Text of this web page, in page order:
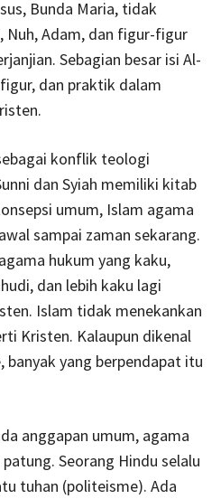
Bunda Maria, tidak
Nuh, Adam, dan figur-figur
Sebagian besar isi Al-
dan praktik dalam
konflik teologi
dan Syiah memiliki kitab
umum, Islam agama
sampai zaman sekarang.
hukum yang kaku,
dan lebih kaku lagi
Islam tidak menekankan
Kristen. Kalaupun dikenal
yang berpendapat itu
anggapan umum, agama
Seorang Hindu selalu
tuhan (politeisme). Ada